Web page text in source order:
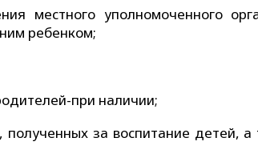
местного уполномоченного
ребенком;
при наличии;
за воспитание детей, а